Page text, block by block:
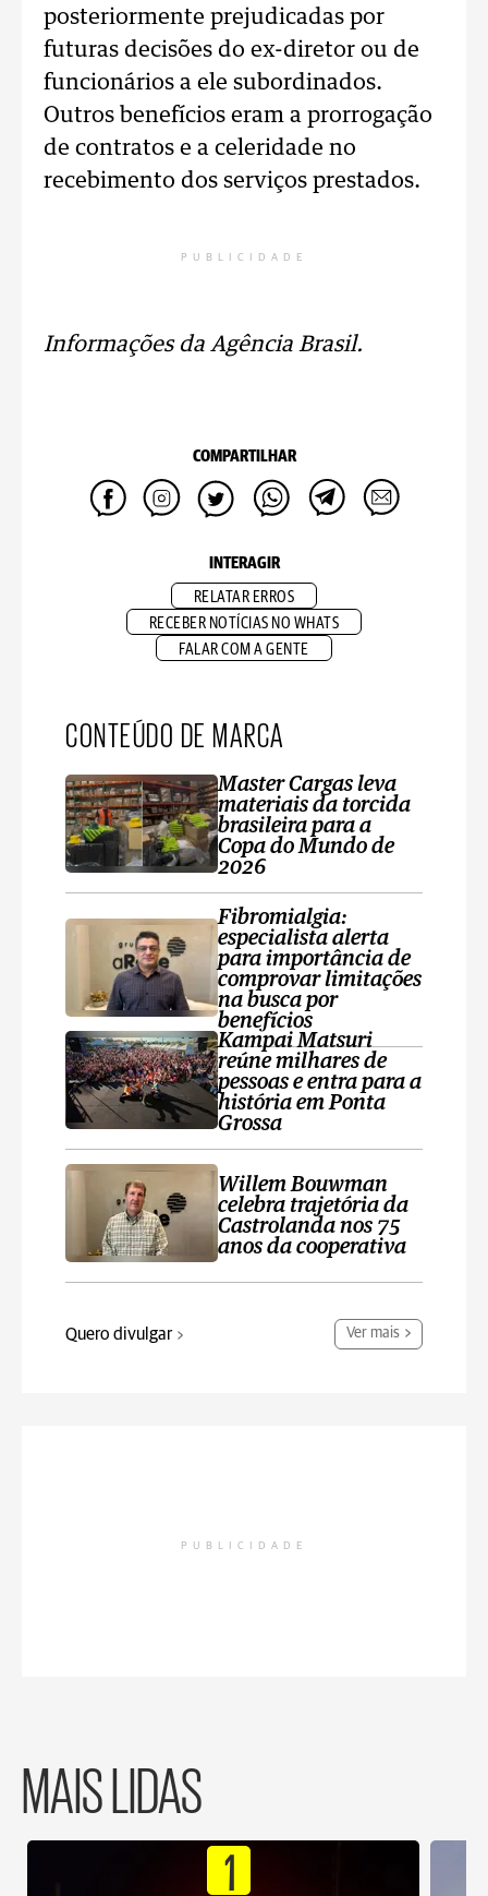
posteriormente prejudicadas por
futuras decisões do ex-diretor ou de
funcionários a ele subordinados.
Outros benefícios eram a prorrogação
de contratos e a celeridade no
recebimento dos serviços prestados.
PUBLICIDADE
Informações da Agência Brasil.
COMPARTILHAR
INTERAGIR
RELATAR ERROS
RECEBER NOTÍCIAS NO WHATS
FALAR COM A GENTE
CONTEÚDO DE MARCA
Master Cargas leva
materiais da torcida
brasileira para a
Copa do Mundo de
2026
Fibromialgia:
especialista alerta
para importância de
comprovar limitações
na busca por
benefícios
Kampai Matsuri
reúne milhares de
pessoas e entra para a
história em Ponta
Grossa
Willem Bouwman
celebra trajetória da
Castrolanda nos 75
anos da cooperativa
Quero divulgar Ver mais
PUBLICIDADE
MAIS LIDAS
1